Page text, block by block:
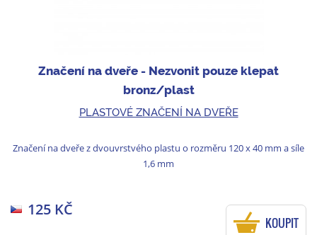
Značení na dveře - Nezvonit pouze klepat
bronz/plast
PLASTOVÉ ZNAČENÍ NA DVEŘE
Značení na dveře z dvouvrstvého plastu o rozměru 120 x 40 mm a síle
1,6 mm
125 KČ
KOUPIT